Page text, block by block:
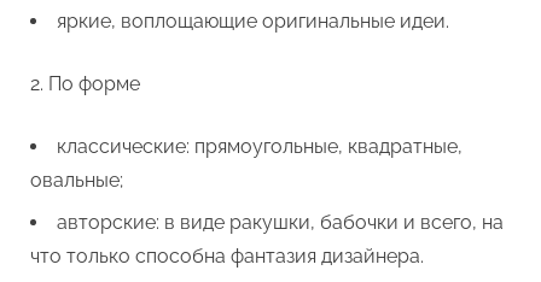
яркие, воплощающие оригинальные идеи.
По форме
классические: прямоугольные, квадратные,
овальные;
авторские: в виде ракушки, бабочки и всего, на
что только способна фантазия дизайнера.